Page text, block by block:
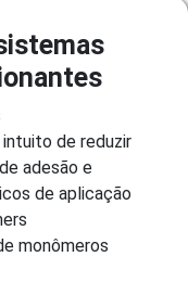
de reduzir
adesão e
de aplicação
monômeros